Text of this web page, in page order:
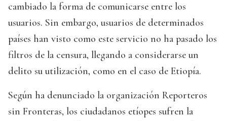
cambiado la forma de comunicarse entre los
usuarios. Sin embargo, usuarios de determinados
países han visto como este servicio no ha pasado los
filtros de la censura, llegando a considerarse un
delito su utilización, como en el caso de Etiopía.
Según ha denunciado la organización Reporteros
sin Fronteras, los ciudadanos etíopes sufren la